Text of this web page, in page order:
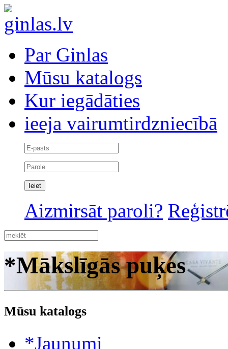
Par Ginlas
Mūsu katalogs
Kur iegādāties
ieeja vairumtirdzniecībā
Aizmirsāt paroli?
*Mākslīgās puķes
Mūsu katalogs
*Jaunumi